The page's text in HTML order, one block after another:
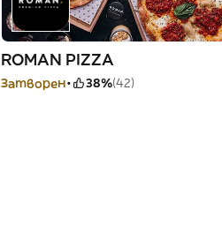
ROMAN PIZZA
Затворен 38%(42)